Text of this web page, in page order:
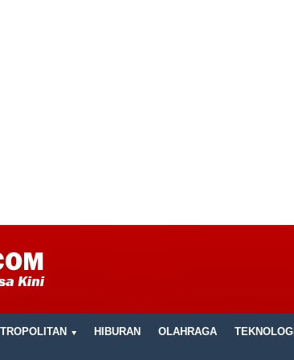
HIBURAN OLAHRAGA TEKNOLOGI